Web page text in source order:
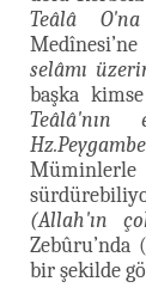
Teâlâ
selâmı
başka
(Allah'ın
Zebûru’nda
bir şekilde